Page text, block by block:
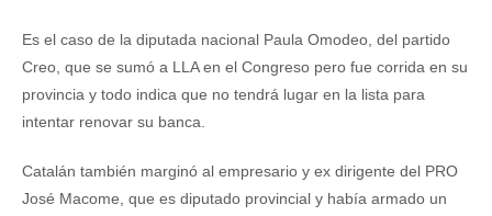
Es el caso de la diputada nacional Paula Omodeo, del partido
Creo, que se sumó a LLA en el Congreso pero fue corrida en su
provincia y todo indica que no tendrá lugar en la lista para
intentar renovar su banca.
Catalán también marginó al empresario y ex dirigente del PRO
José Macome, que es diputado provincial y había armado un